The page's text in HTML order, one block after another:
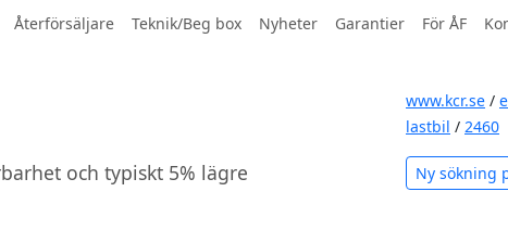
Återförsäljare Teknik/Beg box Nyheter Garantier För ÅF
och typiskt 5% lägre
www.kcr.se /
lastbil / 2460
Ny sökning